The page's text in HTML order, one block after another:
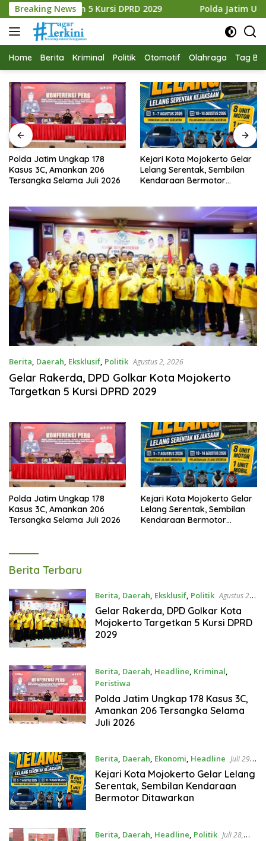
Langsung
ke
konten
Breaking News
Kursi DPRD 2029 Polda Jatim Ungkap 178 Kasus 3C,
Home Berita Kriminal Politik Otomotif Olahraga Tag
Polda Jatim Ungkap 178
Kasus 3C, Amankan 206
Tersangka Selama Juli 2026
Kejari Kota Mojokerto Gelar
Lelang Serentak, Sembilan
Kendaraan Bermotor
Berita, Daerah, Eksklusif, Politik Agustus 2, 2026
Gelar Rakerda, DPD Golkar Kota Mojokerto
Targetkan 5 Kursi DPRD 2029
Polda Jatim Ungkap 178
Kasus 3C, Amankan 206
Tersangka Selama Juli 2026
Kejari Kota Mojokerto Gelar
Lelang Serentak, Sembilan
Kendaraan Bermotor
Tagarterkini
Berita Terbaru
Berita, Daerah, Eksklusif, Politik Agustus 2,
2026
Gelar Rakerda, DPD Golkar Kota
Mojokerto Targetkan 5 Kursi DPRD
2029
Berita, Daerah, Headline, Kriminal,
Peristiwa
Agustus 1, 2026
Polda Jatim Ungkap 178 Kasus 3C,
Amankan 206 Tersangka Selama
Juli 2026
Berita, Daerah, Ekonomi, Headline Juli 29,
2026
Kejari Kota Mojokerto Gelar Lelang
Serentak, Sembilan Kendaraan
Bermotor Ditawarkan
Berita, Daerah, Headline, Politik Juli 28,